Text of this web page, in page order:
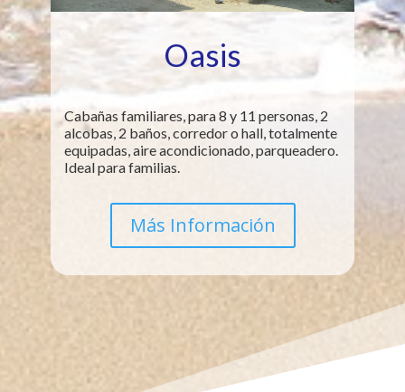
Oasis
Cabañas familiares, para 8 y 11 personas, 2
alcobas, 2 baños, corredor o hall, totalmente
equipadas, aire acondicionado, parqueadero.
Ideal para familias.
Más Información